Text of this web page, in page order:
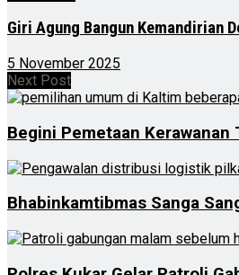
Giri Agung Bangun Kemandirian
5 November 2025
Next Post
Begini Pemetaan
Bhabinkamtibmas Sanga